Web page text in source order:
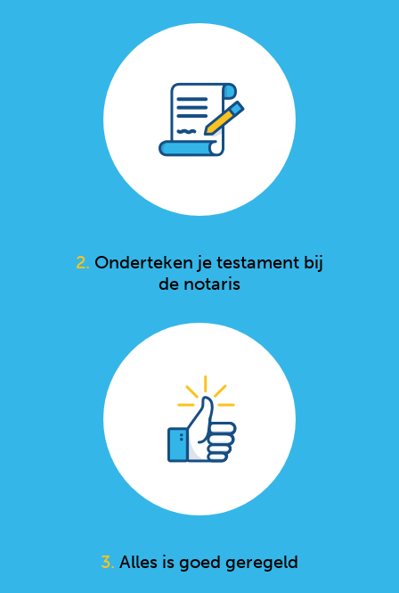
2. Onderteken je testament bij
de notaris
3. Alles is goed geregeld